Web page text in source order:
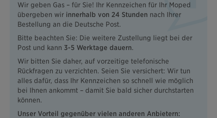
Wir geben Gas – für Sie! Ihr Kennzeichen für Ihr Moped
übergeben wir innerhalb von 24 Stunden nach Ihrer
Bestellung an die Deutsche Post.
Bitte beachten Sie: Die weitere Zustellung liegt bei der
Post und kann 3-5 Werktage dauern.
Wir bitten Sie daher, auf vorzeitige telefonische
Rückfragen zu verzichten. Seien Sie versichert: Wir tun
alles dafür, dass Ihr Kennzeichen so schnell wie möglich
bei Ihnen ankommt – damit Sie bald sicher durchstarten
können.
Unser Vorteil gegenüber vielen anderen Anbietern: